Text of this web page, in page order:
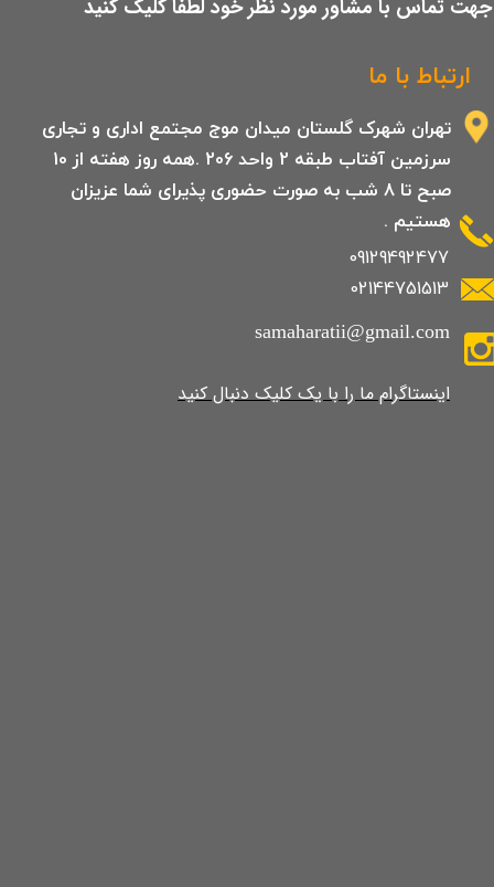
ارتباط با ما
09129492477
02144751513
تهران شهرک گلستان میدان موج مجتمع اداری و تجاری
سرزمین آفتاب طبقه 2 واحد 206 .همه روز هفته از 10
صبح تا 8 شب به صورت حضوری پذیرای شما عزیزان
هستیم .
samaharatii@gmail.com
​​​​​​​​​اینستاگرام ما را با یک کلیک دنبال کنید
​جهت تماس با مشاور مورد نظر خود لطفا کلیک کنید